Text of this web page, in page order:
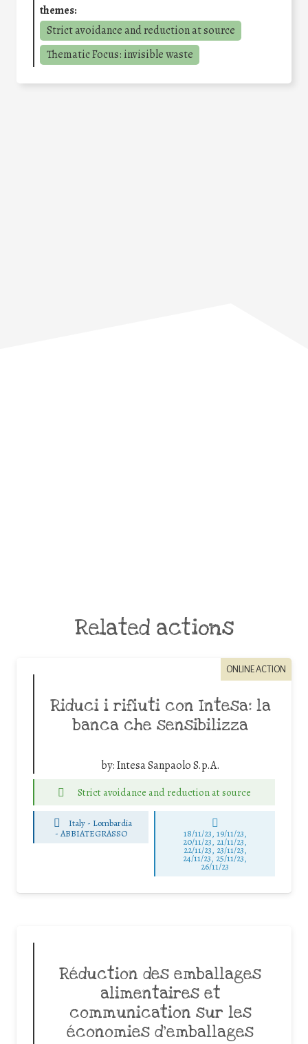
themes:
Strict avoidance and reduction at source
Thematic Focus: invisible waste
Related actions
ONLINE ACTION
Riduci i rifiuti con Intesa: la
banca che sensibilizza
by:Intesa Sanpaolo S.p.A.
Strict avoidance and reduction at source
Italy - Lombardia
-ABBIATEGRASSO 18/11/23, 19/11/23,
20/11/23, 21/11/23,
22/11/23, 23/11/23,
24/11/23, 25/11/23,
26/11/23
Réduction des emballages
alimentaires et
communication sur les
économies d’emballages